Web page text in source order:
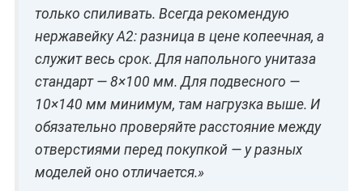
только спиливать. Всегда рекомендую
нержавейку A2: разница в цене копеечная, а
служит весь срок. Для напольного унитаза
стандарт — 8×100 мм. Для подвесного —
10×140 мм минимум, там нагрузка выше. И
обязательно проверяйте расстояние между
отверстиями перед покупкой — у разных
моделей оно отличается.»